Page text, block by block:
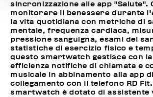
sincronizzazione alle app "Salute".
monitorare il benessere durante
la vita quotidiana con metriche di
mentale, frequenza cardiaca,
pressione sanguigna, esami del
statistiche di esercizio fisico e
questo smartwatch gestisce con
efficienza notifiche di chiamata e
musicale in abbinamento alla app di
collegamento con il telefono RD Fit.
smartwatch è dotato di assistente